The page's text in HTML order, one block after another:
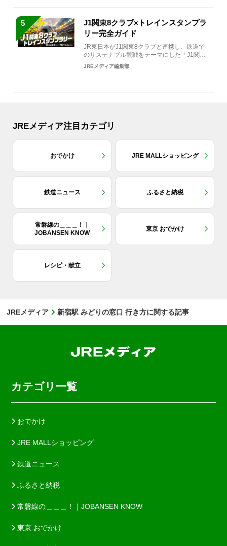
5
J1関東8クラブ×トレインスタンプラ
リー完全ガイド
JR東日本がJ1関東8クラブと連携し、鉄道で
のサステナブル観戦をテーマにした「J1関東8
クラブ×トレイン...
JREメディア編集部
JREメディア注目カテゴリ
おでかけ JRE MALLショッピング
鉄道ニュース ふるさと納税
常磐線の＿＿＿！｜
JOBANSEN KNOW
東京 おでかけ
レシピ・献立
JREメディア 新宿駅 みどりの窓口 行き方に関する記事
カテゴリ一覧
おでかけ
JRE MALLショッピング
鉄道ニュース
ふるさと納税
常磐線の＿＿＿！｜JOBANSEN KNOW
東京 おでかけ